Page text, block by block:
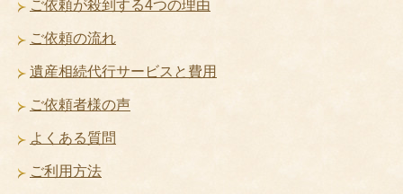
ご依頼が殺到する4つの理由
ご依頼の流れ
遺産相続代行サービスと費用
ご依頼者様の声
よくある質問
ご利用方法